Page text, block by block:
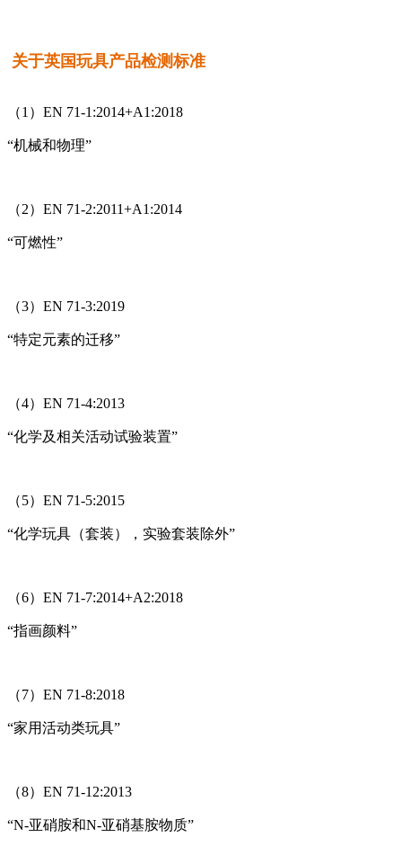
关于英国玩具产品检测标准
（1）EN 71-1:2014+A1:2018
“机械和物理”
（2）EN 71-2:2011+A1:2014
“可燃性”
（3）EN 71-3:2019
“特定元素的迁移”
（4）EN 71-4:2013
“化学及相关活动试验装置”
（5）EN 71-5:2015
“化学玩具（套装），实验套装除外”
（6）EN 71-7:2014+A2:2018
“指画颜料”
（7）EN 71-8:2018
“家用活动类玩具”
（8）EN 71-12:2013
“N-亚硝胺和N-亚硝基胺物质”